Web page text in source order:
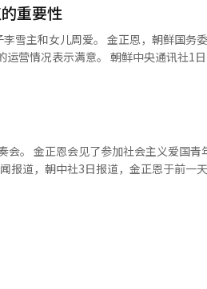
重要性
恩，朝鲜国务委员会委员
鲜中央通讯社1日报道，金
和蔬菜科学研究及管理状况。此次视察
植。”他强调了品种多样化、科技管理
化岛地区将成为新时期地方变迁的典
。 金正恩会见了参加社会主义爱国青
报道，朝中社3日报道，金正恩于前一
青年更加积极参与党的事业，展现勇